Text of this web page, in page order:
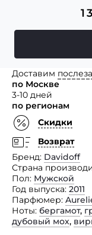
1
Доставим
по Москве
3-10 дней
по регионам
Скидки
Возврат
Бренд Davidoff
Страна
Пол Мужской
Год выпуска 2011
Парфюмер
Ноты бергамот,
дубовый мох,